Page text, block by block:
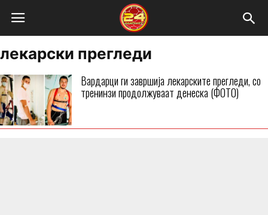
лекарски прегледи
Вардарци ги завршија лекарските прегледи, со
тренинзи продолжуваат денеска (ФОТО)